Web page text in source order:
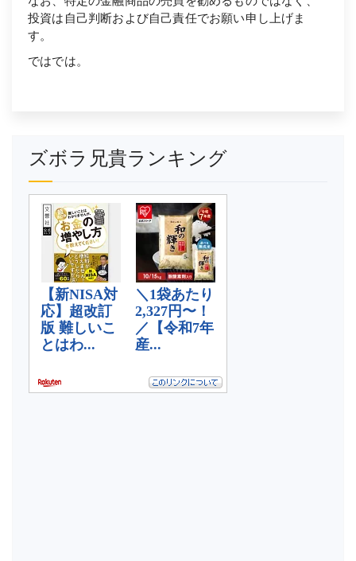
投資は自己判断および自己責任でお願い申し上げま
す。
ではでは。
ズボラ兄貴ランキング